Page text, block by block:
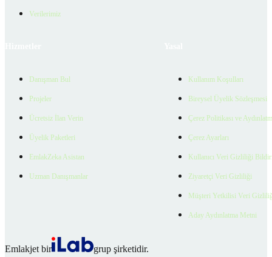
Verilerimiz
Danışman Bul
Projeler
Ücretsiz İlan Verin
Üyelik Paketleri
EmlakZeka Asistan
Uzman Danışmanlar
Kullanım Koşulları
Bireysel Üyelik Sözleşmesi
Çerez Politikası ve
Çerez Ayarları
Kullanıcı Veri Gizliliği
Ziyaretçi Veri Gizliliği
Müşteri Yetkilisi Veri
Aday Aydınlatma Metni
Emlakjet bir
grup şirketidir.